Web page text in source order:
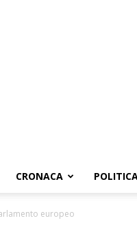
CRONACA
europeo